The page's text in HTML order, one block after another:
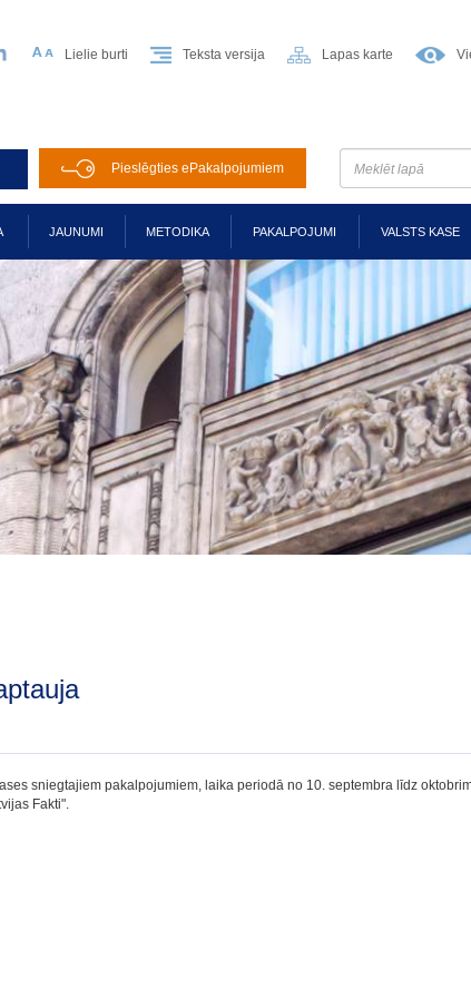
Lielie burti Teksta versija Lapas karte
Pieslēgties ePakalpojumiem
JAUNUMI METODIKA PAKALPOJUMI VALSTS KASE
sniegtajiem pakalpojumiem, laika periodā no 10. septembra līdz
Fakti".